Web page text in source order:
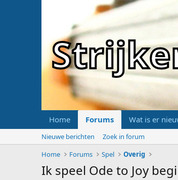
Home Forums Wat is er
Nieuwe berichten
Zoek in forum
Home
Forums Spel Overig
Ik speel Ode to Joy